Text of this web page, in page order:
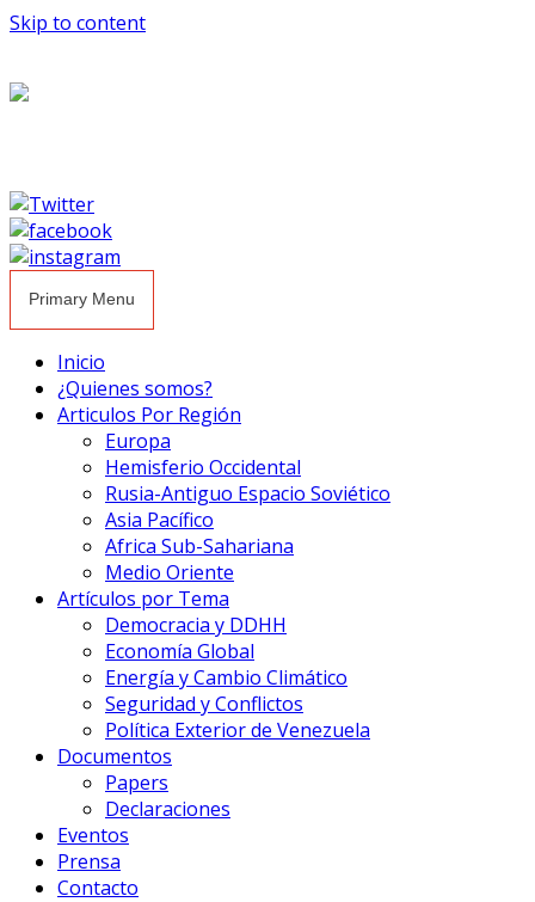
Skip to content
Primary Menu
Inicio
¿Quienes somos?
Articulos Por Región
Europa
Hemisferio Occidental
Rusia-Antiguo Espacio Soviético
Asia Pacífico
Africa Sub-Sahariana
Medio Oriente
Artículos por Tema
Democracia y DDHH
Economía Global
Energía y Cambio Climático
Seguridad y Conflictos
Política Exterior de Venezuela
Documentos
Papers
Declaraciones
Eventos
Prensa
Contacto